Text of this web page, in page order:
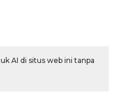
AI di situs web ini tanpa